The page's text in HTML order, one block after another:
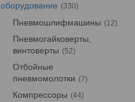
оборудование
330
Пневмошлифмашины 12
Пневмогайковерты,
винтоверты
52
Отбойные
пневмомолотки
7
Компрессоры 44